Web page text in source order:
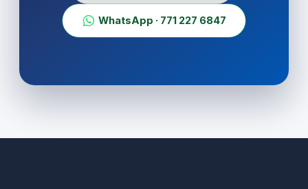
WhatsApp · 771 227 6847